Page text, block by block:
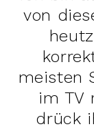
von
meisten
im TV
drück